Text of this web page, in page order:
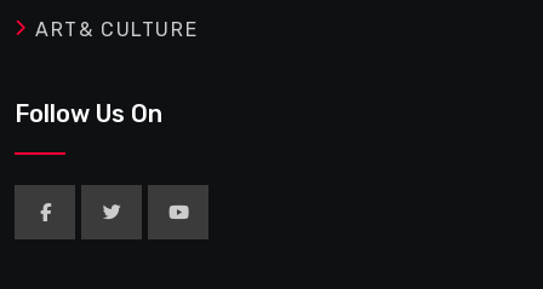
ART& CULTURE
Follow Us On